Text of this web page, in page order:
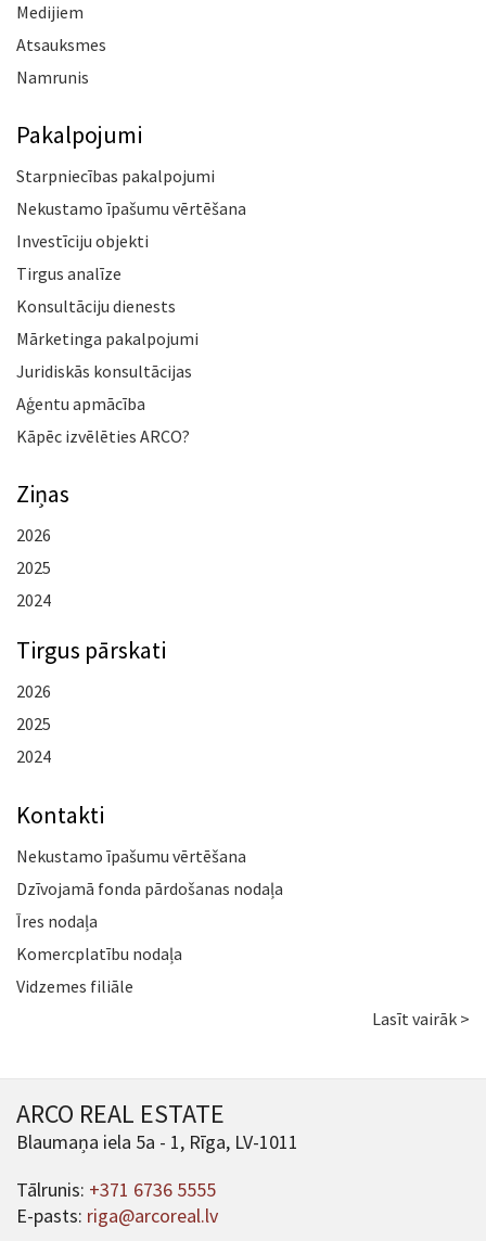
Medijiem
Atsauksmes
Namrunis
Pakalpojumi
Starpniecības pakalpojumi
Nekustamo īpašumu vērtēšana
Investīciju objekti
Tirgus analīze
Konsultāciju dienests
Mārketinga pakalpojumi
Juridiskās konsultācijas
Aģentu apmācība
Kāpēc izvēlēties ARCO?
Ziņas
2026
2025
2024
Tirgus pārskati
2026
2025
2024
Kontakti
Nekustamo īpašumu vērtēšana
Dzīvojamā fonda pārdošanas nodaļa
Īres nodaļa
Komercplatību nodaļa
Vidzemes filiāle
Lasīt vairāk >
ARCO REAL ESTATE
Blaumaņa iela 5a - 1, Rīga, LV-1011
Tālrunis: +371 6736 5555
E-pasts: riga@arcoreal.lv